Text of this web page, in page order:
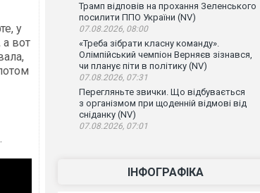
у
а вот
Трамп відповів на прохання Зеленського
посилити ППО України (NV)
07.08.2026, 08:00
«Треба зібрати класну команду».
Олімпійський чемпіон Верняєв зізнався,
чи планує піти в політику (NV)
07.08.2026, 07:31
Перегляньте звички. Що відбувається
з організмом при щоденній відмові від
сніданку (NV)
07.08.2026, 07:01
ІНФОГРАФІКА